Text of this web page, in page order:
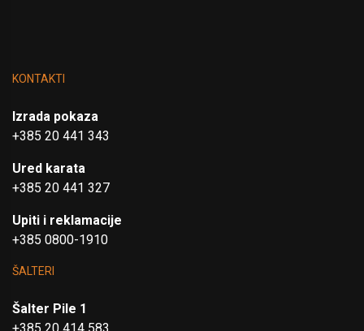
KONTAKTI
Izrada pokaza
+385 20 441 343
Ured karata
+385 20 441 327
Upiti i reklamacije
+385 0800-1910
ŠALTERI
Šalter Pile 1